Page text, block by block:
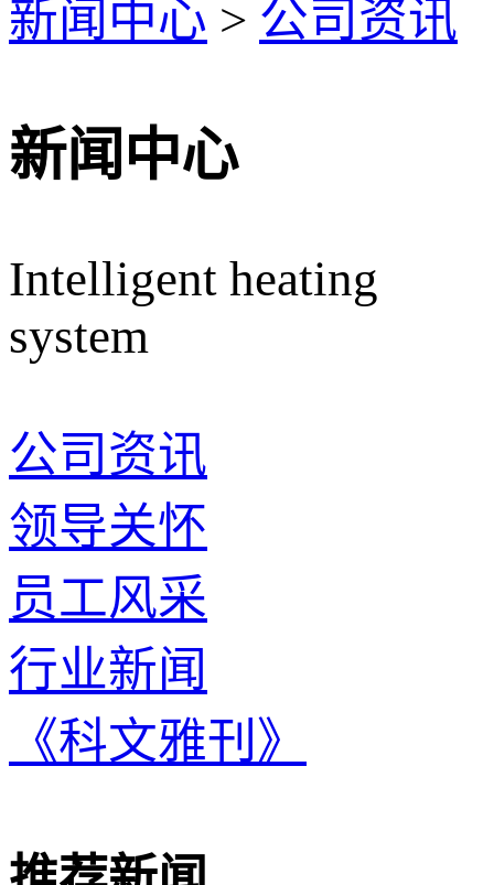
新闻中心 > 公司资讯
新闻中心
Intelligent heating
system
公司资讯
领导关怀
员工风采
行业新闻
《科文雅刊》